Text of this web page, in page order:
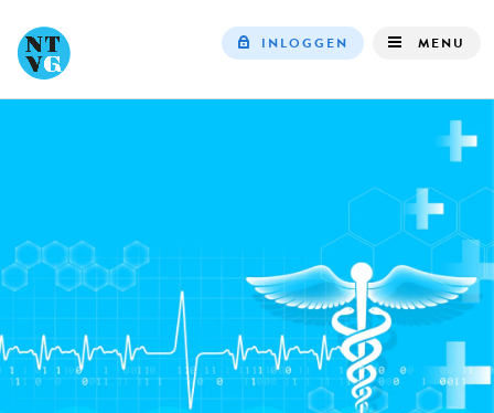
navigation
INLOGGEN MENU